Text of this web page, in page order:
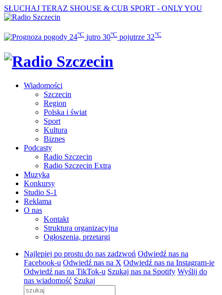
SŁUCHAJ TERAZ SHOUSE & CUB SPORT - ONLY YOU
24°C jutro 30°C pojutrze 32°C
Wiadomości
Szczecin
Region
Polska i świat
Sport
Kultura
Biznes
Podcasty
Radio Szczecin
Radio Szczecin Extra
Muzyka
Konkursy
Studio S-1
Reklama
O nas
Kontakt
Struktura organizacyjna
Ogłoszenia, przetargi
Najlepiej po prostu do nas zadzwoń Odwiedź nas na
Facebook-u Odwiedź nas na X Odwiedź nas na Instagram-ie
Odwiedź nas na TikTok-u Szukaj nas na Spotify Wyślij do
nas wiadomość Szukaj